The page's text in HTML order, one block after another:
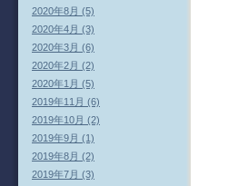
2020年8月 (5)
2020年4月 (3)
2020年3月 (6)
2020年2月 (2)
2020年1月 (5)
2019年11月 (6)
2019年10月 (2)
2019年9月 (1)
2019年8月 (2)
2019年7月 (3)